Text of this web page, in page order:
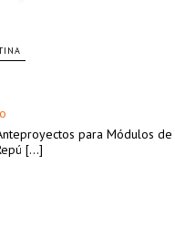
para Módulos
[...]